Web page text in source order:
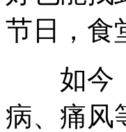
节日，食
如今，
病、痛风